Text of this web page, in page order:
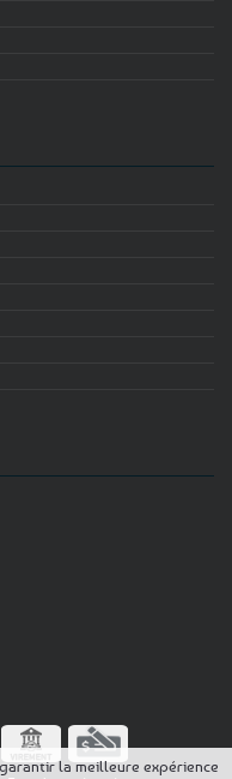
la meilleure expérience